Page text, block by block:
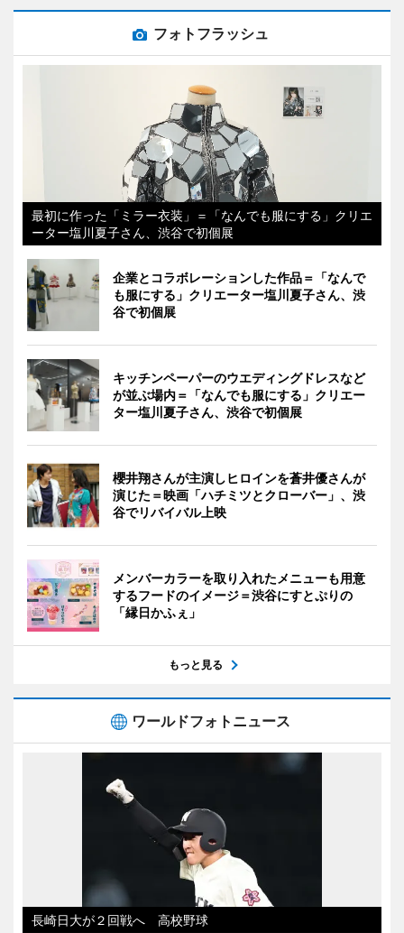
フォトフラッシュ
最初に作った「ミラー衣装」＝「なんでも服にする」クリエ
ーター塩川夏子さん、渋谷で初個展
企業とコラボレーションした作品＝「なんで
も服にする」クリエーター塩川夏子さん、渋
谷で初個展
キッチンペーパーのウエディングドレスなど
が並ぶ場内＝「なんでも服にする」クリエー
ター塩川夏子さん、渋谷で初個展
櫻井翔さんが主演しヒロインを蒼井優さんが
演じた＝映画「ハチミツとクローバー」、渋
谷でリバイバル上映
メンバーカラーを取り入れたメニューも用意
するフードのイメージ＝渋谷にすとぷりの
「縁日かふぇ」
もっと見る
ワールドフォトニュース
長崎日大が２回戦へ 高校野球